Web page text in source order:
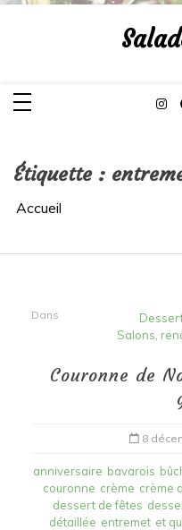
Aller
Étiquette :
Accueil
Dans
Salons,
Couronne de
8
anniversaire bavarois
couronne crème crème
dessert de fêtes
détaillée entremet et